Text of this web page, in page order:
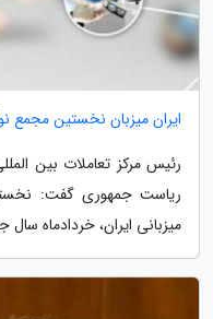
ایران میزبان نخستین مجمع
رئیس مرکز تعاملات بین
ریاست جمهوری گفت:
میزبانی ایران، خردادماه سال